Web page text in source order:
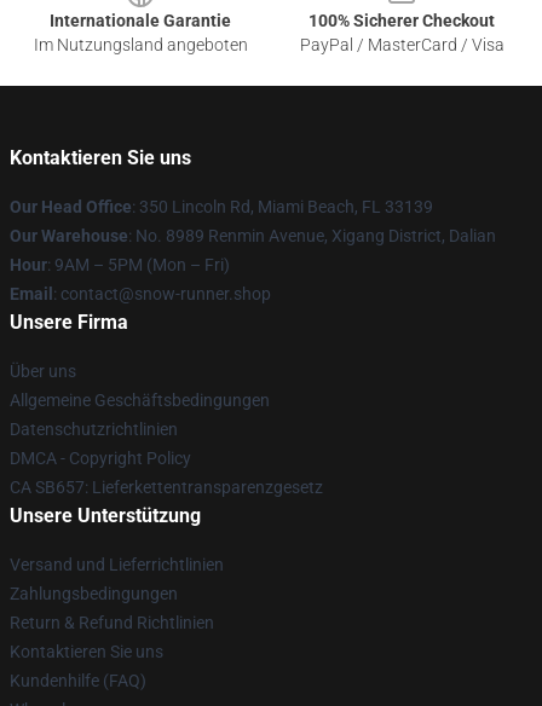
Internationale Garantie
Im Nutzungsland angeboten
100% Sicherer Checkout
PayPal / MasterCard / Visa
Kontaktieren Sie uns
Our Head Office: 350 Lincoln Rd, Miami Beach, FL 33139
Our Warehouse: No. 8989 Renmin Avenue, Xigang District, Dalian
Hour: 9AM – 5PM (Mon – Fri)
Email : contact@snow-runner.shop
Unsere Firma
Über uns
Allgemeine Geschäftsbedingungen
Datenschutzrichtlinien
DMCA - Copyright Policy
CA SB657: Lieferkettentransparenzgesetz
Unsere Unterstützung
Versand und Lieferrichtlinien
Zahlungsbedingungen
Return & Refund Richtlinien
Kontaktieren Sie uns
Kundenhilfe (FAQ)